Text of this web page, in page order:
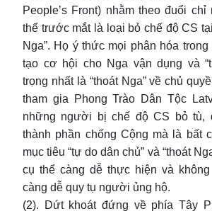
People’s Front) nhằm theo đuổi chỉ
thể trước mắt là loại bỏ chế độ CS
Nga”. Họ ý thức mọi phân hóa
tạo cơ hội cho Nga vận dụng và
trọng nhất là “thoát Nga” về chủ
tham gia Phong Trào Dân Tộc
những người bị chế độ CS bỏ tù,
thành phần chống Cộng mà là bất
mục tiêu “tự do dân chủ” và “thoát
cụ thể càng dễ thực hiện và
càng dễ quy tụ người ủng hộ.
(2). Dứt khoát đứng về phía Tây